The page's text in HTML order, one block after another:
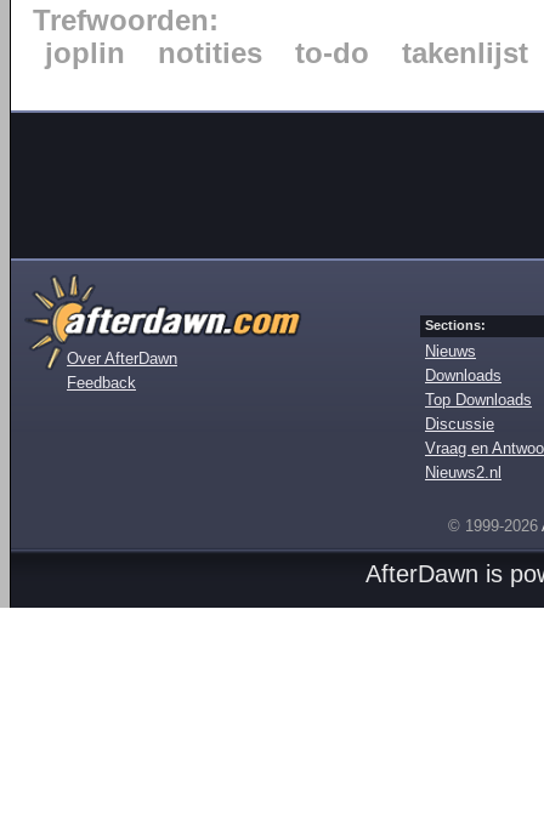
Trefwoorden:
joplin
notities to-do takenlijst
Over AfterDawn
Feedback
Sections:
Nieuws
Downloads
Top Downloads
Discussie
Vraag en
Nieuws2.nl
© 1999-2026
AfterDawn is